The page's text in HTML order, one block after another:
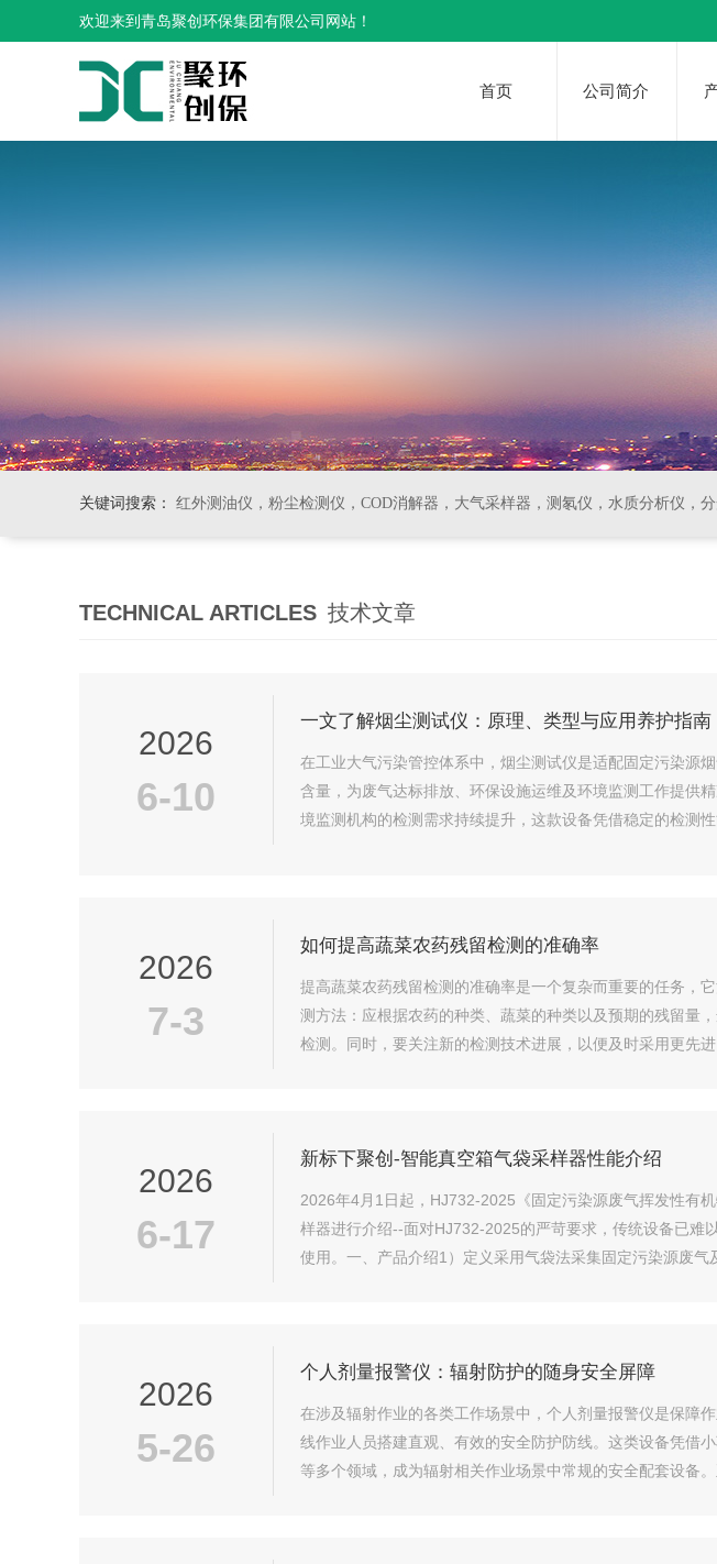
欢迎来到青岛聚创环保集团有限公司网站！
首页 公司简介
关键词搜索： 红外测油仪，粉尘检测仪，COD消解器，大气采样器，测氡仪，水质分析仪，
TECHNICAL ARTICLES 技术文章
2026
6-10
一文了解烟尘测试仪：原理、类型与应用养护指南
在工业大气污染管控体系中，烟尘测试仪是适配固定污染源
含量，为废气达标排放、环保设施运维及环境监测工作提供
境监测机构的检测需求持续提升，这款设备凭借稳定的检测
2026
7-3
如何提高蔬菜农药残留检测的准确率
提高蔬菜农药残留检测的准确率是一个复杂而重要的任务，
测方法：应根据农药的种类、蔬菜的种类以及预期的残留量
检测。同时，要关注新的检测技术进展，以便及时采用更先
2026
6-17
新标下聚创-智能真空箱气袋采样器性能介绍
2026年4月1日起，HJ732-2025《固定污染源废气挥发性有
样器进行介绍--面对HJ732-2025的严苛要求，传统设备已难
使用。一、产品介绍1）定义采用气袋法采集固定污染源废
2026
5-26
个人剂量报警仪：辐射防护的随身安全屏障
在涉及辐射作业的各类工作场景中，个人剂量报警仪是保障
线作业人员搭建直观、有效的安全防护防线。这类设备凭借
等多个领域，成为辐射相关作业场景中常规的安全配套设备